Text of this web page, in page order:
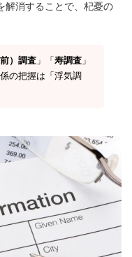
解消することで、杞憂の
）調査」「 寿調査」
の把握は「浮気調